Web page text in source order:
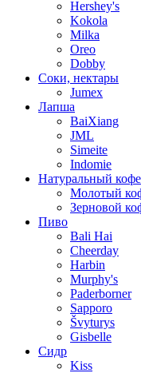
Hershey's
Kokola
Milka
Oreo
Dobby
Соки, нектары
Jumex
Лапша
BaiXiang
JML
Simeite
Indomie
Натуральный кофе
Молотый
Зерновой
Пиво
Bali Hai
Cheerday
Harbin
Murphy's
Paderborner
Sapporo
Švyturys
Gisbelle
Сидр
Kiss